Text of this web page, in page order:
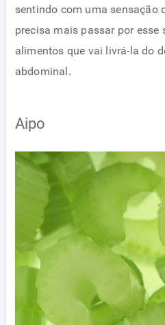
sentindo com uma sensação
precisa mais passar por esse
alimentos que vai livrá-la do
abdominal.
Aipo